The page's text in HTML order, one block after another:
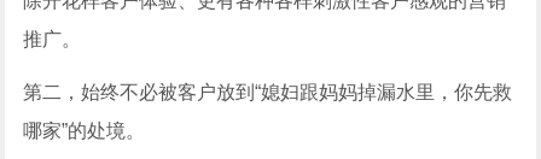
推广。
第二，始终不必被客户放到“媳妇跟妈妈掉漏水里，你先救
哪家”的处境。